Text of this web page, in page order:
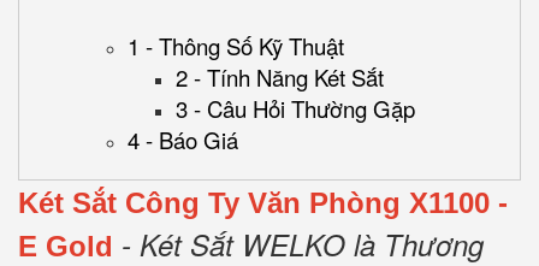
1 - Thông Số Kỹ Thuật
2 - Tính Năng Két Sắt
3 - Câu Hỏi Thường Gặp
4 - Báo Giá
Két Sắt Công Ty Văn Phòng X1100 -
E Gold - Két Sắt WELKO là Thương